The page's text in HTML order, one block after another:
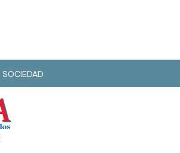
SOCIEDAD